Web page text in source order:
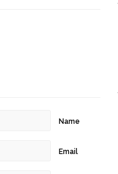
Name
Email